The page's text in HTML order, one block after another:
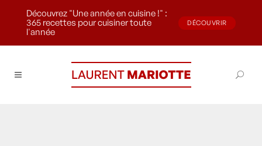
Découvrez "Une année en cuisine !" :
365 recettes pour cuisiner toute
l'année
DÉCOUVRIR